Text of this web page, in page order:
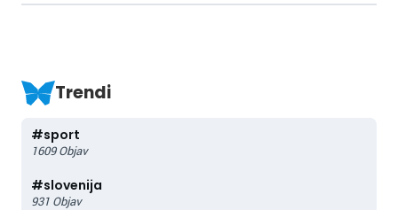
Trendi
#sport
1609 Objav
#slovenija
931 Objav